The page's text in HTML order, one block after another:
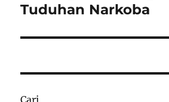
Tuduhan Narkoba
Cari